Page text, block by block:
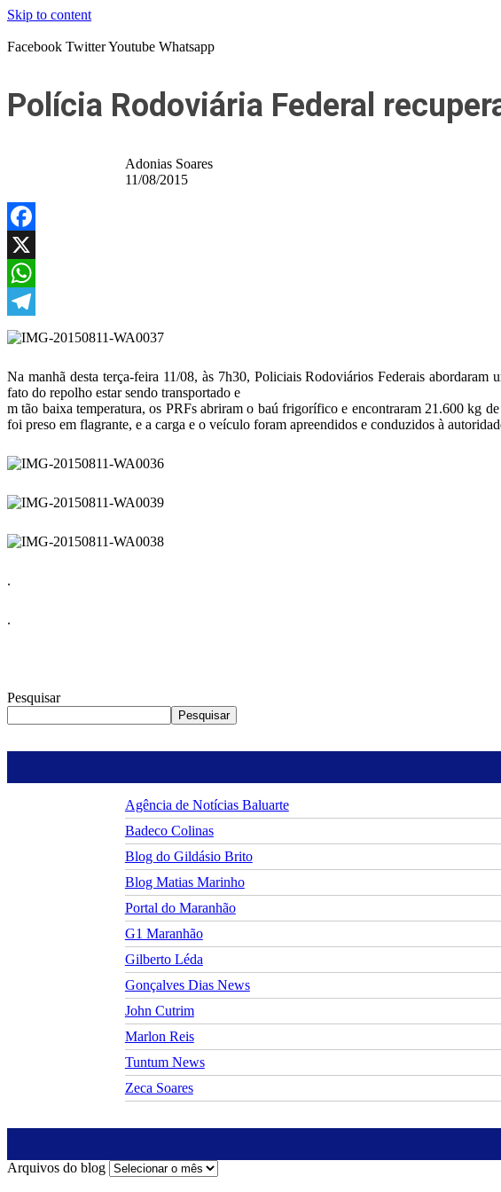
Skip to content
Facebook TwitterYoutube Whatsapp
Polícia Rodoviária Federal
Adonias Soares
11/08/2015
Facebook
X
WhatsApp
Telegram
Na manhã desta terça-feira 11/08, às 7h30, Policiais Rodoviários Federais
fato do repolho estar sendo transportado e
m tão baixa temperatura, os PRFs abriram o baú frigorífico e encontraram 21.600 kg
foi preso em flagrante, e a carga e o veículo foram apreendidos e conduzidos à
.
.
Pesquisar
Pesquisar
Agência de Notícias Baluarte
Badeco Colinas
Blog do Gildásio Brito
Blog Matias Marinho
Portal do Maranhão
G1 Maranhão
Gilberto Léda
Gonçalves Dias News
John Cutrim
Marlon Reis
Tuntum News
Zeca Soares
Arquivos do blog